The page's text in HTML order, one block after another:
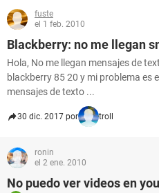
fuste
el 1 feb. 2010
Blackberry: no me llegan
Hola, No me llegan mensajes de
blackberry 85 20 y mi problema es
mensajes de texto ...
30 dic. 2017 por troll
ronin
el 2 ene. 2010
No puedo ver videos en